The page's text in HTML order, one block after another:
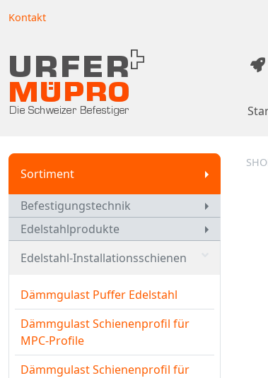
Kontakt
Sortiment
Befestigungstechnik
Edelstahlprodukte
Edelstahl-Installationsschienen
Dämmgulast Puffer Edelstahl
Dämmgulast Schienenprofil für
MPC-Profile
Dämmgulast Schienenprofil für